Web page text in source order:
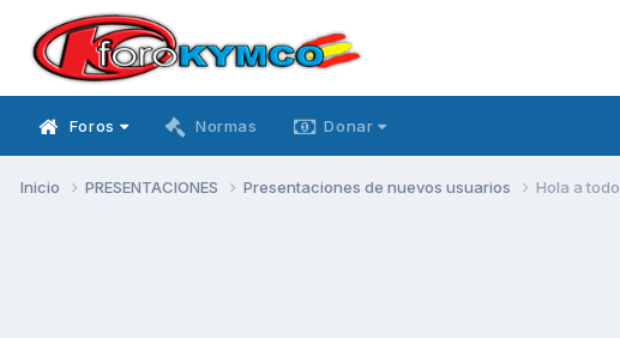
Foros Normas Donar
Inicio PRESENTACIONES Presentaciones de nuevos usuarios Hola a